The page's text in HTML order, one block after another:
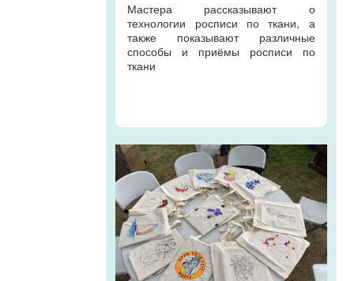
Мастера рассказывают о
технологии росписи по ткани, а
также показывают различные
способы и приёмы росписи по
ткани